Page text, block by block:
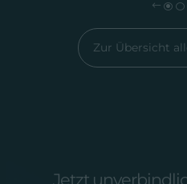
Zur Übersicht
Jetzt